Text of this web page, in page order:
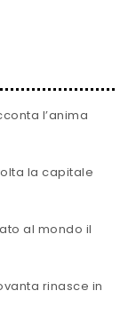
l’anima
la capitale
al mondo il
rinasce in